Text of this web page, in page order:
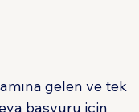
gelen ve tek
başvuru için